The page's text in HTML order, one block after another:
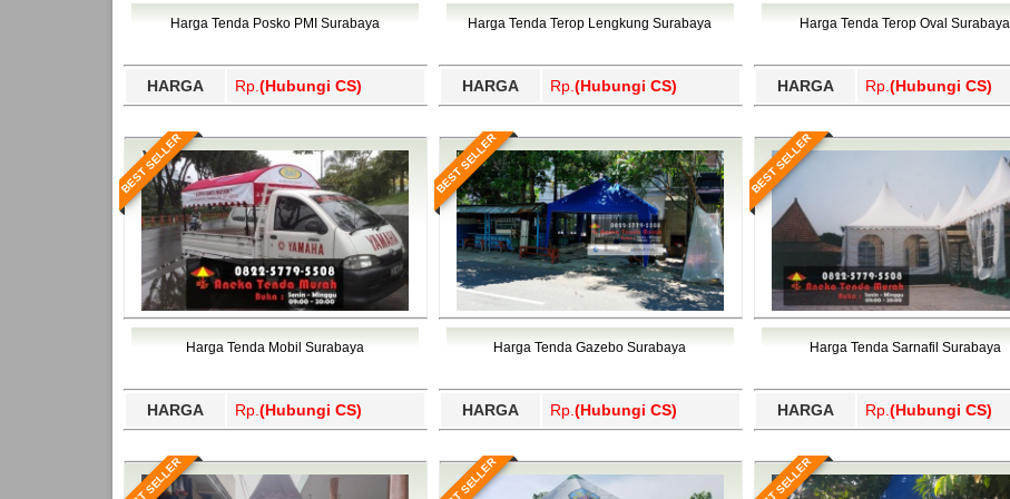
Bawang Barat, Tulangbawang, Tulungagung, Wajo, Wakatobi, Waropen, Way Kanan, Wonogiri, Wonosobo,
Harga Tenda Posko PMI Surabaya
HARGA Rp. (Hubungi CS)
Harga Tenda Terop Lengkung Surabaya
HARGA Rp. (Hubungi CS)
Harga Tenda Terop Oval Surabaya
HARGA Rp. (Hubungi CS)
BEST SELLER
Harga Tenda Mobil Surabaya
HARGA Rp. (Hubungi CS)
BEST SELLER
Harga Tenda Gazebo Surabaya
HARGA Rp. (Hubungi CS)
BEST SELLER
Harga Tenda Sarnafil Surabaya
HARGA Rp. (Hubungi CS)